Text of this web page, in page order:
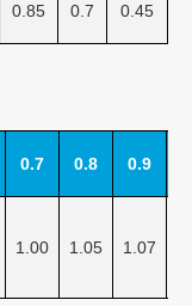
0.85 0.7 0.45
0.7 0.8 0.9
1.00 1.05 1.07